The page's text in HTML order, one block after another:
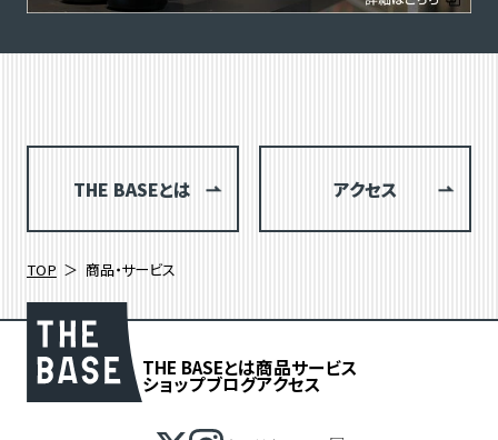
THE BASEとは アクセス
TOP 商品・サービス
THE BASEとは商品サービス
ショップブログアクセス